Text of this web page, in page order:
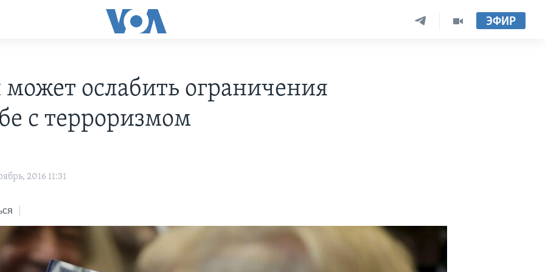
ЭФИР
ослабить ограничения
с терроризмом
2016 11:31